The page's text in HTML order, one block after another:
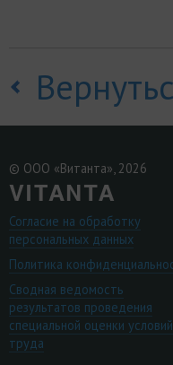
© ООО «Витанта», 2026
Согласие на обработку
персональных данных
Политика
Сводная ведомость
результатов проведения
специальной оценки условий
труда